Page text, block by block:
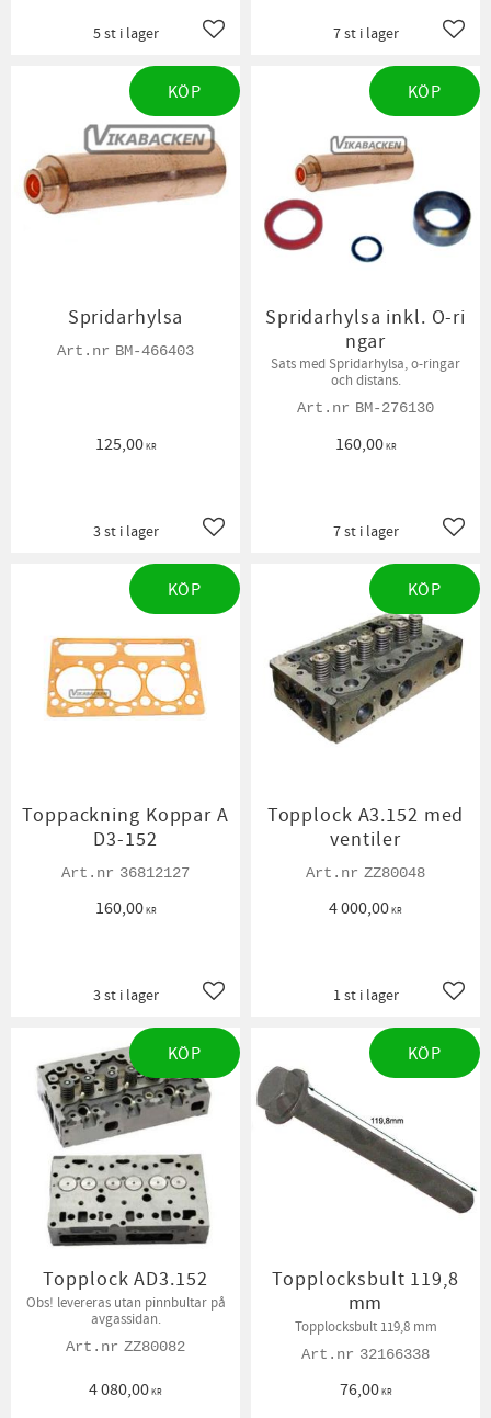
Lägg till i favoriter
5 st i lager 7 st i lager
Spridarhylsa
BM-466403
125,00KR
Lägg till i favoriter
3 st i lager
KÖP
Spridarhylsa inkl. O-ri
ngar
Sats med Spridarhylsa, o-ringar
och distans.
BM-276130
160,00KR
7 st i lager
KÖP
Toppackning Koppar A
D3-152
36812127
160,00KR
Lägg till i favoriter
3 st i lager
KÖP
Topplock A3.152 med
ventiler
ZZ80048
4 000,00KR
1 st i lager
KÖP
Topplock AD3.152
Obs! levereras utan pinnbultar på
avgassidan.
ZZ80082
4 080,00KR
KÖP
Topplocksbult 119,8
mm
Topplocksbult 119,8 mm
32166338
76,00KR
KÖP